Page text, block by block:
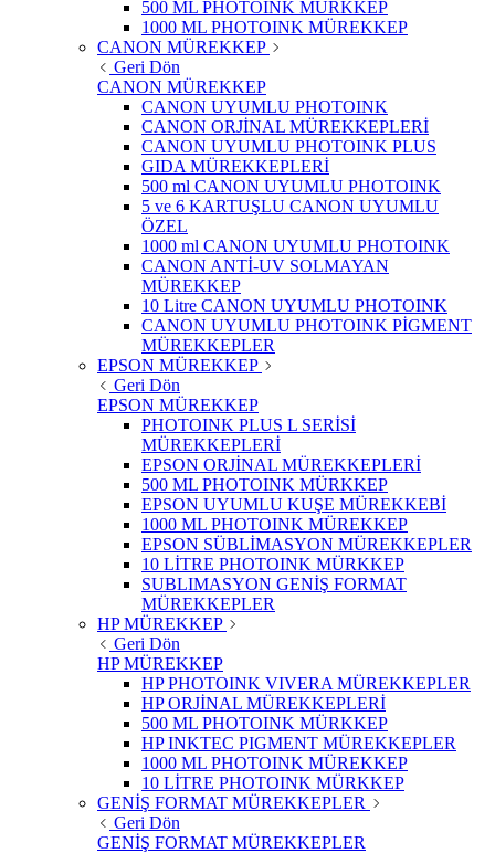
500 ML PHOTOINK MÜRKKEP
1000 ML PHOTOINK MÜREKKEP
CANON MÜREKKEP
Geri Dön
CANON MÜREKKEP
CANON UYUMLU PHOTOINK
CANON ORJİNAL MÜREKKEPLERİ
CANON UYUMLU PHOTOINK PLUS
GIDA MÜREKKEPLERİ
500 ml CANON UYUMLU PHOTOINK
5 ve 6 KARTUŞLU CANON UYUMLU
ÖZEL
1000 ml CANON UYUMLU PHOTOINK
CANON ANTİ-UV SOLMAYAN
MÜREKKEP
10 Litre CANON UYUMLU PHOTOINK
CANON UYUMLU PHOTOINK PİGMENT
MÜREKKEPLER
EPSON MÜREKKEP
Geri Dön
EPSON MÜREKKEP
PHOTOINK PLUS L SERİSİ
MÜREKKEPLERİ
EPSON ORJİNAL MÜREKKEPLERİ
500 ML PHOTOINK MÜRKKEP
EPSON UYUMLU KUŞE MÜREKKEBİ
1000 ML PHOTOINK MÜREKKEP
EPSON SÜBLİMASYON MÜREKKEPLER
10 LİTRE PHOTOINK MÜRKKEP
SUBLIMASYON GENİŞ FORMAT
MÜREKKEPLER
HP MÜREKKEP
Geri Dön
HP MÜREKKEP
HP PHOTOINK VIVERA MÜREKKEPLER
HP ORJİNAL MÜREKKEPLERİ
500 ML PHOTOINK MÜRKKEP
HP INKTEC PIGMENT MÜREKKEPLER
1000 ML PHOTOINK MÜREKKEP
10 LİTRE PHOTOINK MÜRKKEP
GENİŞ FORMAT MÜREKKEPLER
Geri Dön
GENİŞ FORMAT MÜREKKEPLER